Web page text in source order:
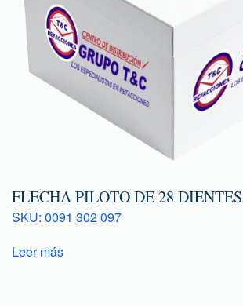
FLECHA PILOTO DE 28
SKU: 0091 302 097
Leer más